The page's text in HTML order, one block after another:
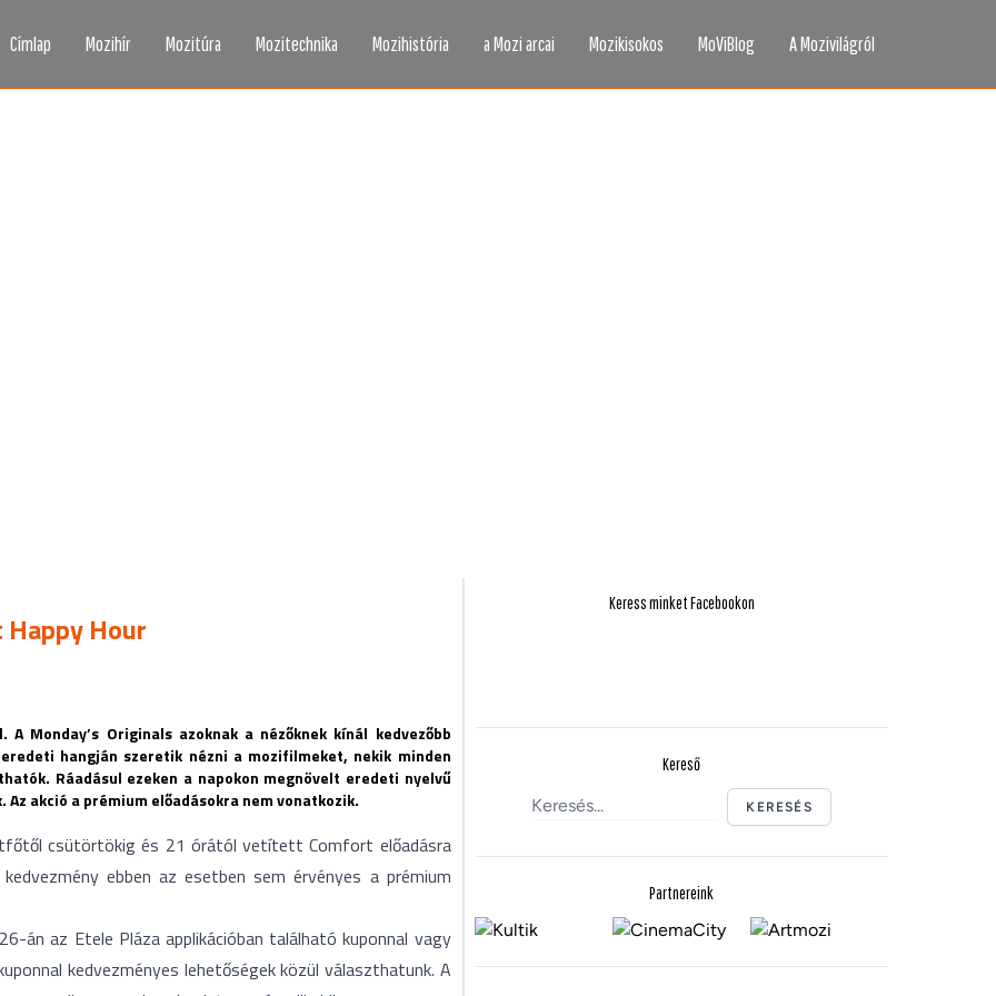
Címlap Mozihír Mozitúra Mozitechnika Mozihistória a Mozi arcai Mozikisokos MoViBlog A Mozivilágról
Hour
Monday’s Originals azoknak a nézőknek kínál kedvezőbb
hangján szeretik nézni a mozifilmeket, nekik minden
Ráadásul ezeken a napokon megnövelt eredeti nyelvű
akció a prémium előadásokra nem vonatkozik.
csütörtökig és 21 órától vetített Comfort előadásra
ebben az esetben sem érvényes a prémium
án az Etele Pláza applikációban található kuponnal vagy
kedvezményes lehetőségek közül választhatunk. A
Keress minket Facebookon
Kereső
KERESÉS
Partnereink